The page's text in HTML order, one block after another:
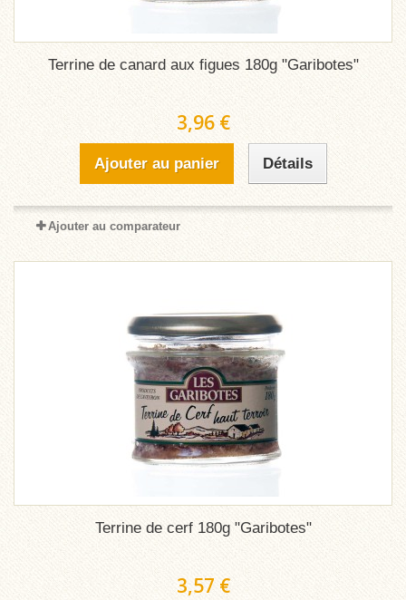
Terrine de canard aux figues 180g "Garibotes"
3,96 €
Ajouter au panier Détails
Ajouter au comparateur
Terrine de cerf 180g "Garibotes"
3,57 €